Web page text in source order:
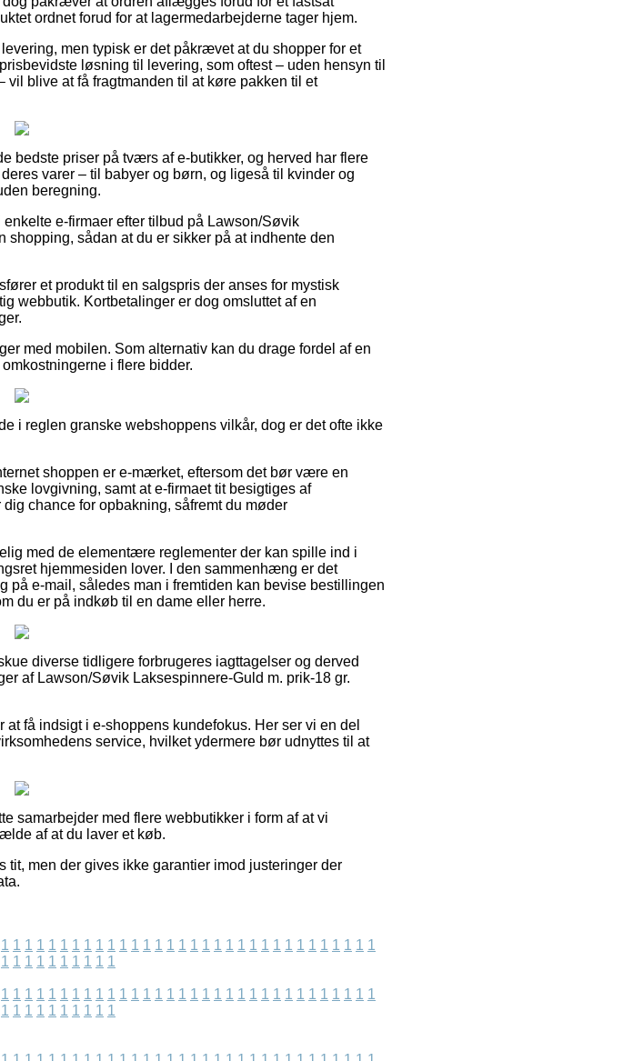
ordnet forud for at lagermedarbejderne tager hjem.
men typisk er det påkrævet at du shopper for et
løsning til levering, som oftest – uden hensyn til
blive at få fragtmanden til at køre pakken til et
bedste priser på tværs af e-butikker, og herved har flere
varer – til babyer og børn, og ligeså til kvinder og
beregning.
e-firmaer efter tilbud på Lawson/Søvik
sådan at du er sikker på at indhente den
et produkt til en salgspris der anses for mystisk
webbutik. Kortbetalinger er dog omsluttet af en
med mobilen. Som alternativ kan du drage fordel af en
i flere bidder.
i reglen granske webshoppens vilkår, dog er det ofte ikke
shoppen er e-mærket, eftersom det bør være en
lovgivning, samt at e-firmaet tit besigtiges af
chance for opbakning, såfremt du møder
med de elementære reglementer der kan spille ind i
hjemmesiden lover. I den sammenhæng er det
på e-mail, således man i fremtiden kan bevise bestillingen
du er på indkøb til en dame eller herre.
diverse tidligere forbrugeres iagttagelser og derved
af Lawson/Søvik Laksespinnere-Guld m. prik-18 gr.
få indsigt i e-shoppens kundefokus. Her ser vi en del
service, hvilket ydermere bør udnyttes til at
samarbejder med flere webbutikker i form af at vi
af at du laver et køb.
men der gives ikke garantier imod justeringer der
1 1 1 1 1 1 1 1 1 1 1 1 1 1 1 1 1 1 1 1 1 1 1 1 1 1 1 1 1 1 1 1
1 1 1 1 1 1 1 1 1 1
1 1 1 1 1 1 1 1 1 1 1 1 1 1 1 1 1 1 1 1 1 1 1 1 1 1 1 1 1 1 1 1
1 1 1 1 1 1 1 1 1 1